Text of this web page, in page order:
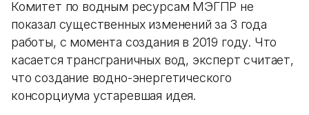
Комитет по водным ресурсам МЭГПР не
показал существенных изменений за 3 года
работы, с момента создания в 2019 году. Что
касается трансграничных вод, эксперт считает,
что создание водно-энергетического
консорциума устаревшая идея.